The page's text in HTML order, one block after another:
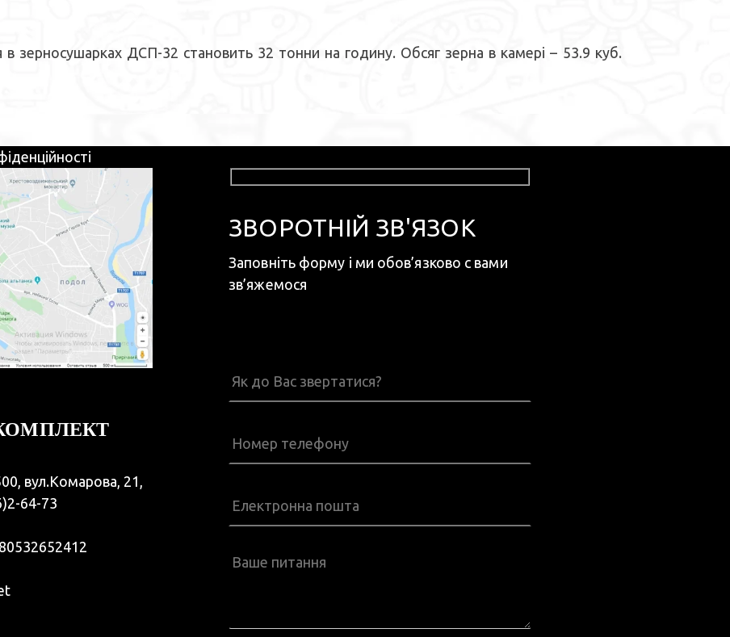
зерносушарках ДСП-32 становить 32 тонни на годину. Обсяг зерна в камері – 53.9 куб.
вул.Комарова, 21,
64-73
ЗВОРОТНІЙ ЗВ'ЯЗОК
Заповніть форму і ми обов’язково с вами
зв’яжемося